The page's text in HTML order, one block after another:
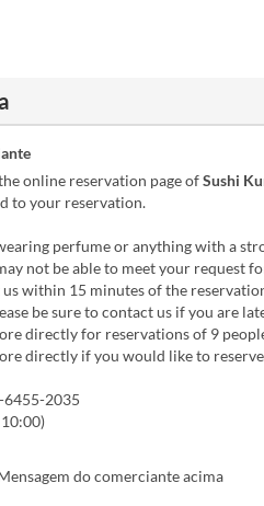
online reservation page ofSushi
to your reservation.
perfume or anything with a
not be able to meet your request
within 15 minutes of the
be sure to contact us if you are
directly for reservations of 9
directly if you would like to
6455-2035
do comerciante acima